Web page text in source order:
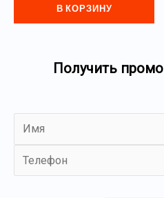
В КОРЗИНУ
Получить